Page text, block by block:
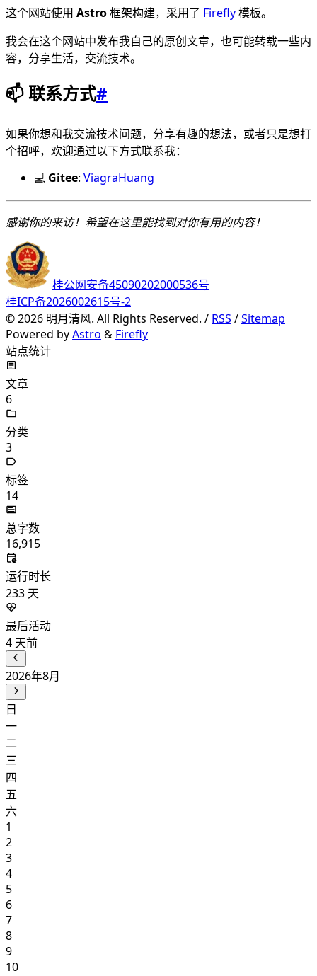
这个网站使用 Astro框架构建，采用了 Firefly模板。
我会在这个网站中发布我自己的原创文章，也可能转载一些内
容，分享生活，交流技术。
📫 联系方式#
如果你想和我交流技术问题，分享有趣的想法，或者只是想打
个招呼，欢迎通过以下方式联系我：
💻 Gitee: ViagraHuang
感谢你的来访！希望在这里能找到对你有用的内容！
桂公网安备45090202000536号
桂ICP备2026002615号-2
©2026 明月清风. All Rights Reserved. / RSS /Sitemap
Powered byAstro & Firefly
站点统计
文章
6
分类
3
标签
14
总字数
16,915
运行时长
233 天
最后活动
4 天前
2026年8月
日
一
二
三
四
五
六
1
2
3
4
5
6
7
8
9
10